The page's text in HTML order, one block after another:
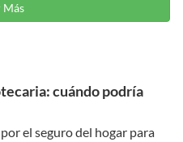
Más
cuándo podría
el seguro del hogar para